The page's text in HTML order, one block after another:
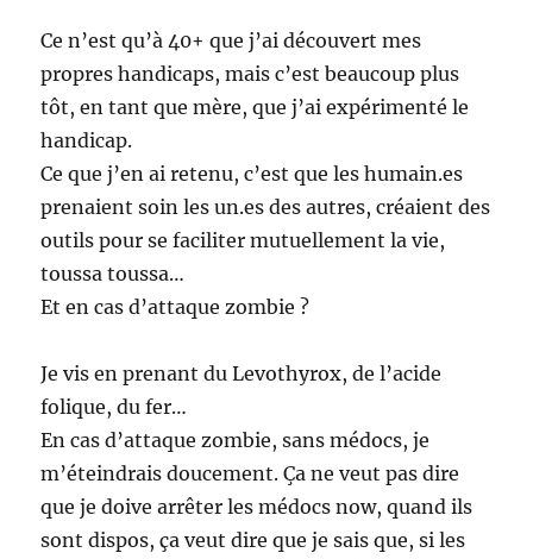
Ce n’est qu’à 40+ que j’ai découvert mes
propres handicaps, mais c’est beaucoup plus
tôt, en tant que mère, que j’ai expérimenté le
handicap.
Ce que j’en ai retenu, c’est que les humain.es
prenaient soin les un.es des autres, créaient des
outils pour se faciliter mutuellement la vie,
toussa toussa…
Et en cas d’attaque zombie ?
Je vis en prenant du Levothyrox, de l’acide
folique, du fer…
En cas d’attaque zombie, sans médocs, je
m’éteindrais doucement. Ça ne veut pas dire
que je doive arrêter les médocs now, quand ils
sont dispos, ça veut dire que je sais que, si les